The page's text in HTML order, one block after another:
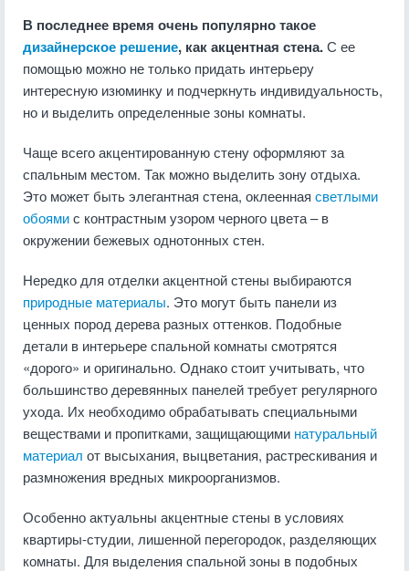
В последнее время очень популярно такое
дизайнерское решение, как акцентная стена.С ее
помощью можно не только придать интерьеру
интересную изюминку и подчеркнуть индивидуальность,
но и выделить определенные зоны комнаты.
Чаще всего акцентированную стену оформляют за
спальным местом. Так можно выделить зону отдыха.
Это может быть элегантная стена, оклеенная светлыми
обоямис контрастным узором черного цвета – в
окружении бежевых однотонных стен.
Нередко для отделки акцентной стены выбираются
природные материалы. Это могут быть панели из
ценных пород дерева разных оттенков. Подобные
детали в интерьере спальной комнаты смотрятся
«дорого» и оригинально. Однако стоит учитывать, что
большинство деревянных панелей требует регулярного
ухода. Их необходимо обрабатывать специальными
веществами и пропитками, защищающими натуральный
материал от высыхания, выцветания, растрескивания и
размножения вредных микроорганизмов.
Особенно актуальны акцентные стены в условиях
квартиры-студии, лишенной перегородок, разделяющих
комнаты. Для выделения спальной зоны в подобных